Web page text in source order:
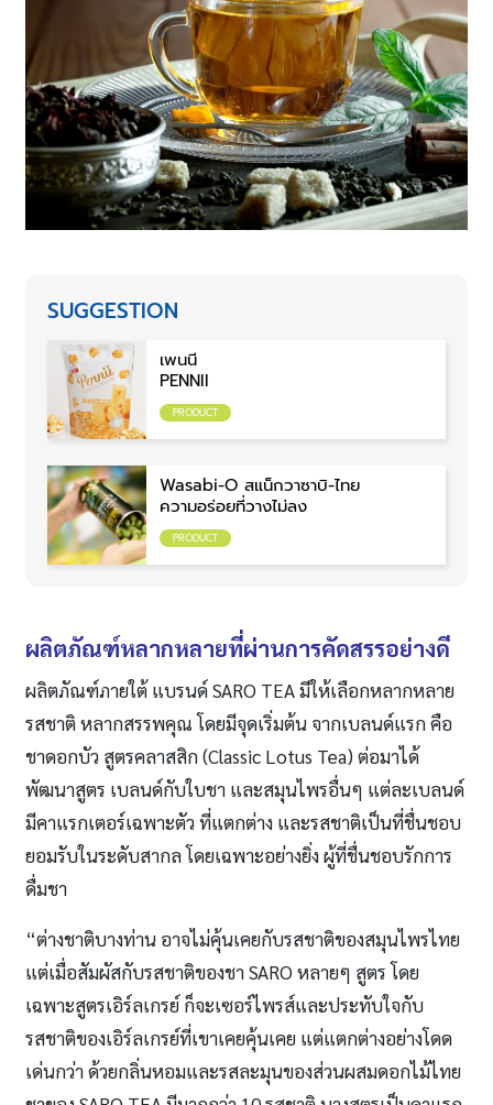
SUGGESTION
เพนนี
PENNII
PRODUCT
Wasabi-O สแน็กวาซาบิ-ไทย
ความอร่อยที่วางไม่ลง
PRODUCT
ผลิตภัณฑ์หลากหลายที่ผ่านการคัดสรรอย่างดี
ผลิตภัณฑ์ภายใต้ แบรนด์ SARO TEA มีให้เลือกหลากหลาย
รสชาติ หลากสรรพคุณ โดยมีจุดเริ่มต้น จากเบลนด์แรก คือ
ชาดอกบัว สูตรคลาสสิก (Classic Lotus Tea) ต่อมาได้
พัฒนาสูตร เบลนด์กับใบชา และสมุนไพรอื่นๆ แต่ละเบลนด์
มีคาแรกเตอร์เฉพาะตัว ที่แตกต่าง และรสชาติเป็นที่ชื่นชอบ
ยอมรับในระดับสากล โดยเฉพาะอย่างยิ่ง ผู้ที่ชื่นชอบรักการ
ดื่มชา
“ต่างชาติบางท่าน อาจไม่คุ้นเคยกับรสชาติของสมุนไพรไทย
แต่เมื่อสัมผัสกับรสชาติของชา SARO หลายๆ สูตร โดย
เฉพาะสูตรเอิร์ลเกรย์ ก็จะเซอร์ไพรส์และประทับใจกับ
รสชาติของเอิร์ลเกรย์ที่เขาเคยคุ้นเคย แต่แตกต่างอย่างโดด
เด่นกว่า ด้วยกลิ่นหอมและรสละมุนของส่วนผสมดอกไม้ไทย